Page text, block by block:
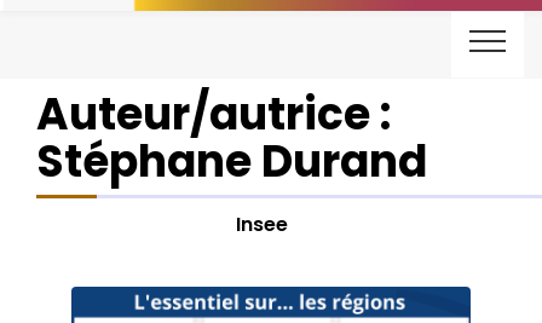
Auteur/autrice :
Stéphane Durand
Insee